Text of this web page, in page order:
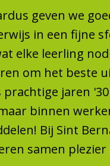
op
en Gezin
geven we
in een fijne
elke leerling
om het beste
prachtige jaren
binnen
Bij Sint
samen plezier